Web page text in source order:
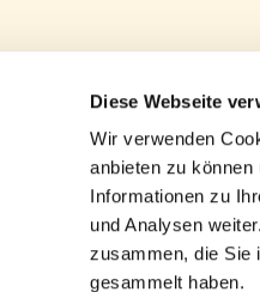
Diese Webseite
Wir verwenden
anbieten zu
Informationen zu
und Analysen
zusammen, die Sie
gesammelt haben.